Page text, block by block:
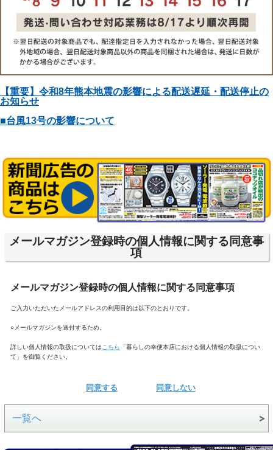
【重要】令和8年熊本地震の影響による配送遅延・配送停止の
お知らせ
■台風13号の影響について
メールマガジン登録時の個人情報に関する同意事
項
メールマガジン登録時の個人情報に関する同意事項
ご入力いただいたメールアドレスの利用目的は以下のとおりです。
○メールマガジンを送付するため。
詳しい個人情報の取扱については こちら 「暮らしの幸便本店における個人情報の取扱につい
て」を御覧ください。
同意する 同意しない
一覧へ